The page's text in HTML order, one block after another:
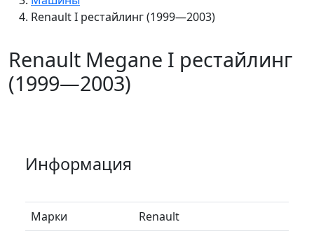
Renault I рестайлинг (1999—2003)
Renault Megane I рестайлинг
(1999—2003)
Информация
Марки
Renault